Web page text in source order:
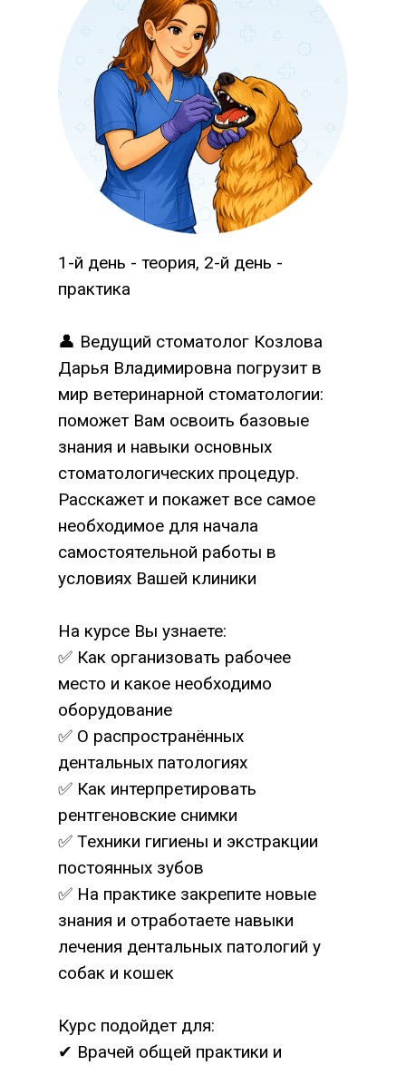
1-й день - теория, 2-й день -
практика
👤 Ведущий стоматолог Козлова
Дарья Владимировна погрузит в
мир ветеринарной стоматологии:
поможет Вам освоить базовые
знания и навыки основных
стоматологических процедур.
Расскажет и покажет все самое
необходимое для начала
самостоятельной работы в
условиях Вашей клиники
На курсе Вы узнаете:
✅ Как организовать рабочее
место и какое необходимо
оборудование
✅ О распространённых
дентальных патологиях
✅ Как интерпретировать
рентгеновские снимки
✅ Техники гигиены и экстракции
постоянных зубов
✅ На практике закрепите новые
знания и отработаете навыки
лечения дентальных патологий у
собак и кошек
Курс подойдет для:
✔ Врачей общей практики и